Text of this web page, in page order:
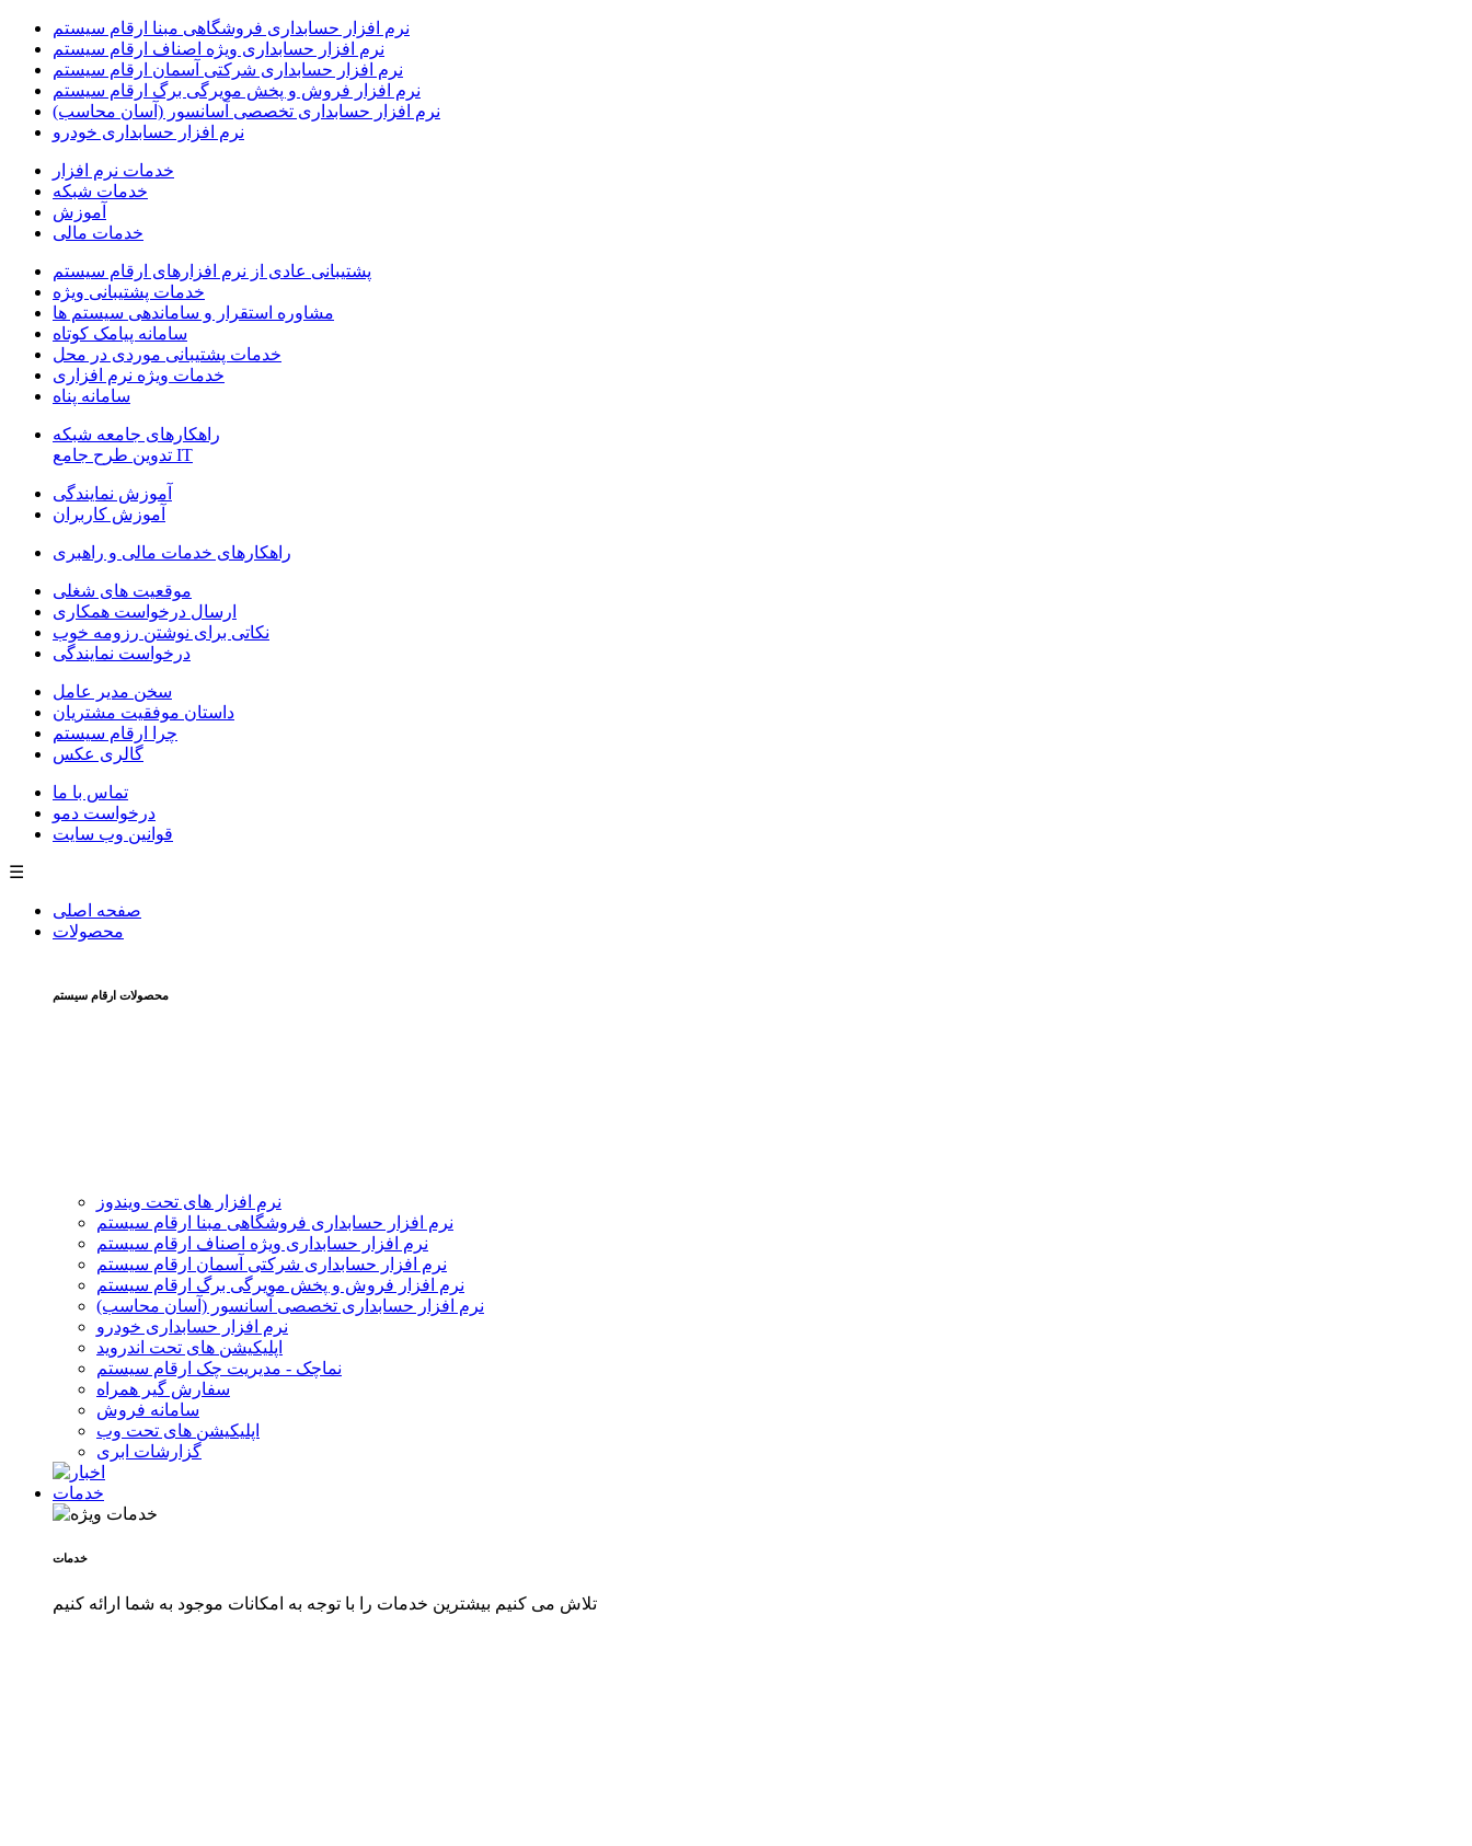
نرم افزار حسابداری فروشگاهی مبنا ارقام سیستم
نرم افزار حسابداری ویژه اصناف ارقام سیستم
نرم افزار حسابداری شرکتی آسمان ارقام سیستم
نرم افزار فروش و پخش مویرگی برگ ارقام سیستم
نرم افزار حسابداری تخصصی آسانسور (آسان محاسب)
نرم افزار حسابداری خودرو
خدمات نرم افزار
خدمات شبکه
آموزش
خدمات مالی
پشتیبانی عادی از نرم افزارهای ارقام سیستم
خدمات پشتیبانی ویژه
مشاوره استقرار و ساماندهی سیستم ها
سامانه پیامک کوتاه
خدمات پشتیبانی موردی در محل
خدمات ویژه نرم افزاری
سامانه پناه
راهکارهای جامعه شبکه
IT تدوین طرح جامع
آموزش نمایندگی
آموزش کاربران
راهکارهای خدمات مالی و راهبری
موقعیت های شغلی
ارسال درخواست همکاری
نکاتی برای نوشتن رزومه خوب
درخواست نمایندگی
سخن مدیر عامل
داستان موفقیت مشتریان
چرا ارقام سیستم
گالری عکس
تماس با ما
درخواست دمو
قوانین وب سایت
☰
صفحه اصلی
محصولات
محصولات ارقام سیستم
نرم افزار های تحت ویندوز
نرم افزار حسابداری فروشگاهی مبنا ارقام سیستم
نرم افزار حسابداری ویژه اصناف ارقام سیستم
نرم افزار حسابداری شرکتی آسمان ارقام سیستم
نرم افزار فروش و پخش مویرگی برگ ارقام سیستم
نرم افزار حسابداری تخصصی آسانسور (آسان محاسب)
نرم افزار حسابداری خودرو
اپلیکیشن های تحت اندروید
نماچک - مدیریت چک ارقام سیستم
سفارش گیر همراه
سامانه فروش
اپلیکیشن های تحت وب
گزارشات ابری
خدمات
خدمات
تلاش می کنیم بیشترین خدمات را با توجه به امکانات موجود به شما ارائه کنیم